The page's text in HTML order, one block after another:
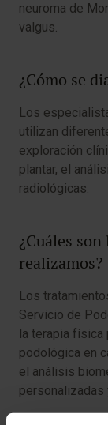
neuroma de
valgus.
¿Cómo se
Los
utilizan
exploración
plantar, el
radiológicas.
¿Cuáles
realizamos?
Los
Servicio de
la terapia física
podológica en
el análisis
personalizadas